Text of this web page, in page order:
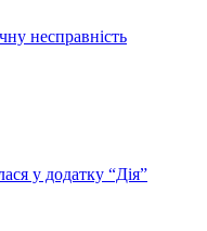
несправність
у додатку “Дія”